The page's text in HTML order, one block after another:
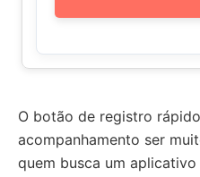
O botão de registro
acompanhamento ser
quem busca um